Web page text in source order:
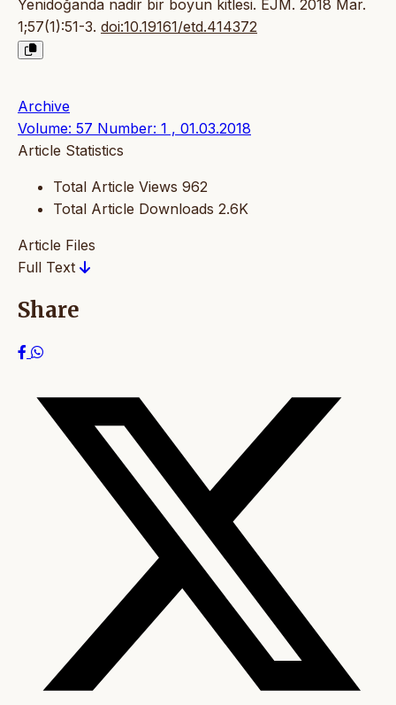
Yenidoğanda nadir bir boyun kitlesi. EJM. 2018 Mar.
1;57(1):51-3. doi:10.19161/etd.414372
Archive
Volume: 57 Number: 1 , 01.03.2018
Article Statistics
Total Article Views 962
Total Article Downloads 2.6K
Article Files
Full Text
Share